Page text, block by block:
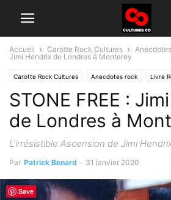
Accueil Carotte Rock Cultures
Jimi Hendrix de Londres à Monterey
Carotte Rock Cultures Anecdotes rock Livre
STONE FREE :
de Londres à
L'irrésistible Ascension de Jimi
Par Patrick Benard - 31 janvier 2020
Save